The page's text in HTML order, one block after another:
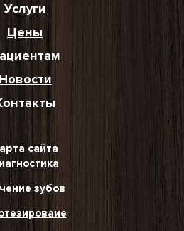
Услуги
Цены
Новости
сайта
зубов